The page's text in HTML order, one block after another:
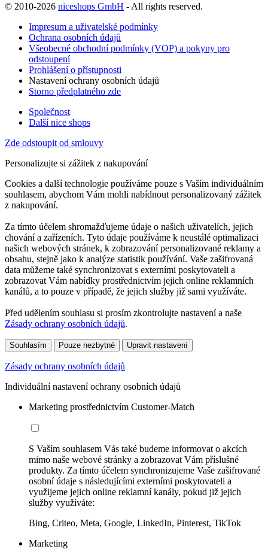
© 2010-2026 niceshops GmbH - All rights reserved.
Impresum a uživatelské podmínky
Ochrana osobních údajů
Všeobecné obchodní podmínky (VOP) a pokyny pro
odstoupení
Prohlášení o přístupnosti
Nastavení ochrany osobních údajů
Storno předplatného zde
Společnost
Další nice shops
Zde odstoupit od smlouvy
Personalizujte si zážitek z nakupování
Cookies a další technologie používáme pouze s Vaším individuálním
souhlasem, abychom Vám mohli nabídnout personalizovaný zážitek
z nakupování.
Za tímto účelem shromažďujeme údaje o našich uživatelích, jejich
chování a zařízeních. Tyto údaje používáme k neustálé optimalizaci
našich webových stránek, k zobrazování personalizované reklamy a
obsahu, stejně jako k analýze statistik používání. Vaše zašifrovaná
data můžeme také synchronizovat s externími poskytovateli a
zobrazovat Vám nabídky prostřednictvím jejich online reklamních
kanálů, a to pouze v případě, že jejich služby již sami využíváte.
Před udělením souhlasu si prosím zkontrolujte nastavení a naše
Zásady ochrany osobních údajů.
Souhlasím Pouze nezbytné Upravit nastavení
Zásady ochrany osobních údajů
Individuální nastavení ochrany osobních údajů
Marketing prostřednictvím Customer-Match
S Vaším souhlasem Vás také budeme informovat o akcích
mimo naše webové stránky a zobrazovat Vám příslušné
produkty. Za tímto účelem synchronizujeme Vaše zašifrované
osobní údaje s následujícími externími poskytovateli a
využijeme jejich online reklamní kanály, pokud již jejich
služby využíváte:
Bing, Criteo, Meta, Google, LinkedIn, Pinterest, TikTok
Marketing